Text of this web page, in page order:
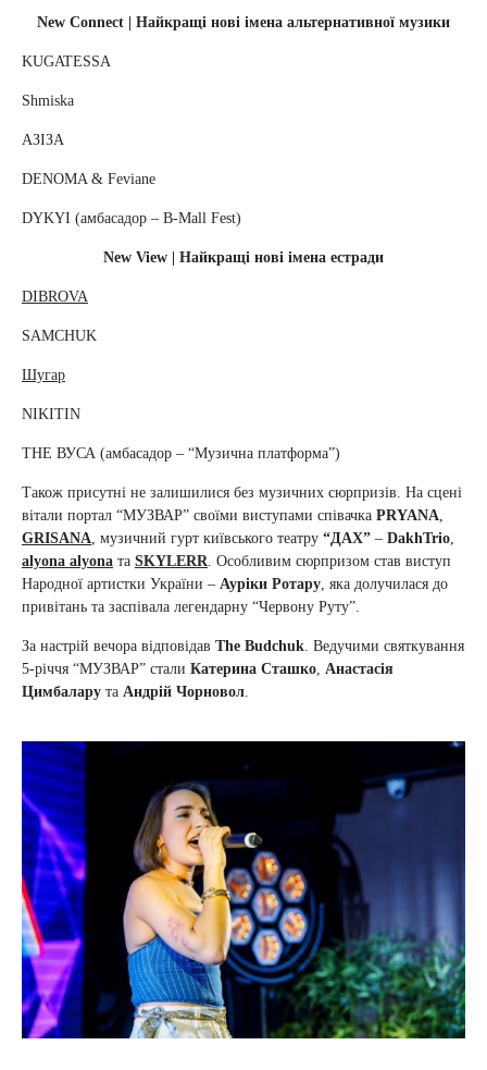
New Connect | Найкращі нові імена альтернативної музики
KUGATESSA
Shmiska
АЗІЗА
DENOMA & Feviane
DYKYI (амбасадор – B-Mall Fest)
New View | Найкращі нові імена естради
DIBROVA
SAMCHUK
Шугар
NIKITIN
THE ВУСА (амбасадор – “Музична платформа”)
Також присутні не залишилися без музичних сюрпризів. На сцені
вітали портал “МУЗВАР” своїми виступами співачка PRYANA,
GRISANA, музичний гурт київського театру “ДАХ” – DakhTrio,
alyona alyona та SKYLERR. Особливим сюрпризом став виступ
Народної артистки України – Ауріки Ротару, яка долучилася до
привітань та заспівала легендарну “Червону Руту”.
За настрій вечора відповідав The Budchuk. Ведучими святкування
5-річчя “МУЗВАР” стали Катерина Сташко, Анастасія
Цимбалару та Андрій Чорновол.